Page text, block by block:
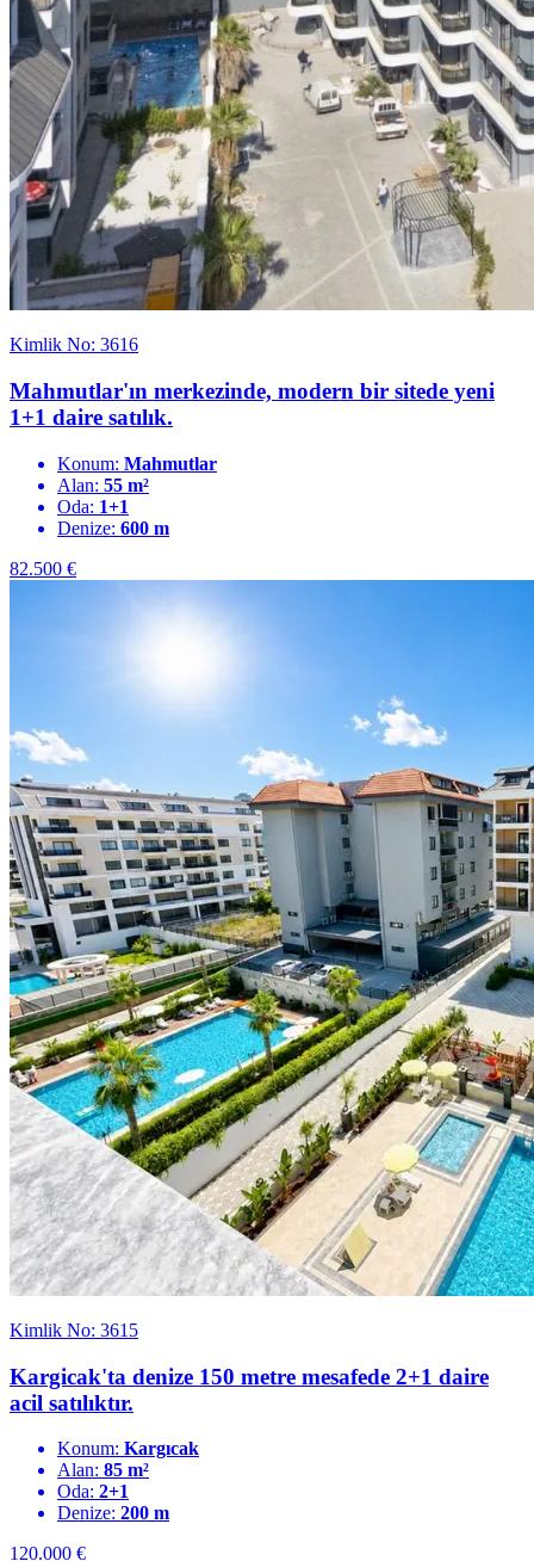
Kimlik No: 3616
Mahmutlar'ın merkezinde, modern bir sitede yeni
1+1 daire satılık.
Konum: Mahmutlar
Alan: 55 m²
Oda: 1+1
Denize: 600 m
82.500 €
Kimlik No: 3615
Kargicak'ta denize 150 metre mesafede 2+1 daire
acil satılıktır.
Konum: Kargıcak
Alan: 85 m²
Oda: 2+1
Denize: 200 m
120.000 €